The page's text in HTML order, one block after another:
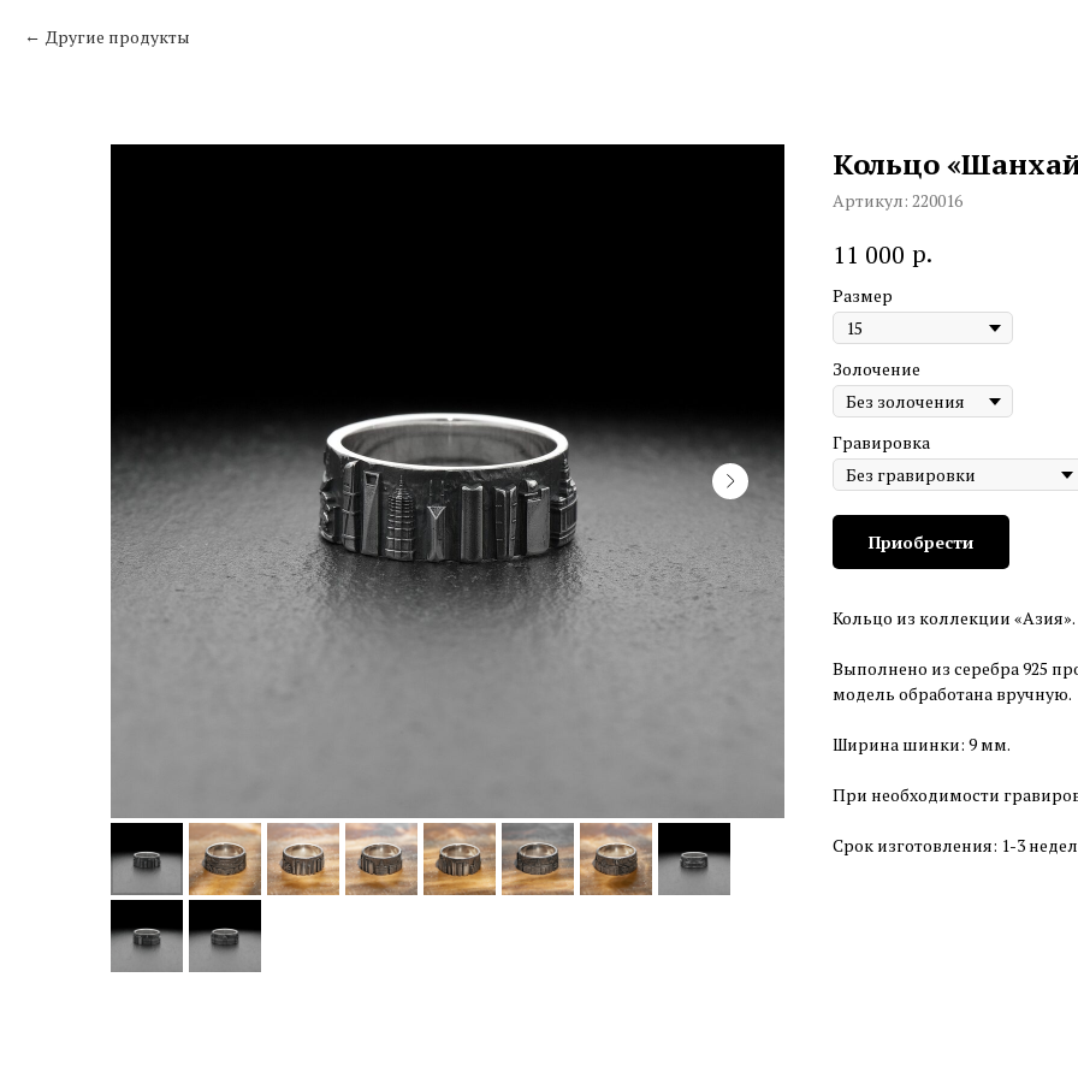
Другие продукты
Кольцо
Артикул: 220016
11 000 р.
Размер
Золочение
Гравировка
Приобрести
Кольцо из коллекции «Азия».
Выполнено из серебра 925
модель обработана вручную.
Ширина шинки: 9 мм.
При необходимости
Срок изготовления: 1-3